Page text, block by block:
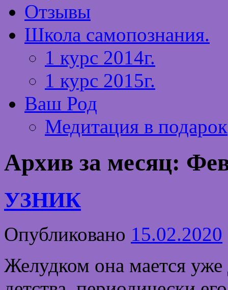
Отзывы
Школа самопознания.
1 курс 2014г.
1 курс 2015г.
Ваш Род
Медитация в подарок
Архив за месяц:
УЗНИК
Опубликовано 15.02.2020
Желудком она мается уже